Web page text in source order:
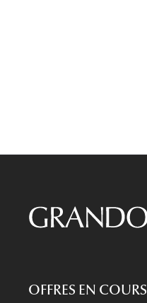
OFFRES EN COURS